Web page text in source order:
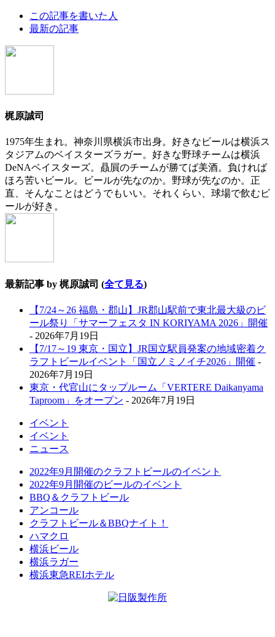
following
tabs
change
この記事を書いた人
最新の記事
梶原誠司
1975年生まれ。神奈川県横浜市出身。好きなビールは横浜ス
タジアムのベイスターズラガー。好きな野球チームは横浜
DeNAベイスターズ。贔屓のチームが勝てば美酒。負ければ
ほろ苦いビール。ビールが先なのか。野球が先なのか。正
直、そんなことはどうでもいい。それくらい、球場で飲むビ
ールが好き。
最新記事 by 梶原誠司 (全て見る)
【7/24～26 福島・郡山】JR郡山駅前で東北最大級のビ
ール祭り「サマーフェスタ IN KORIYAMA 2026」開催
- 2026年7月19日
【7/17～19 東京・国立】JR国立駅員発案の地域密着ク
ラフトビールイベント「国立ノミノイチ2026」開催 -
2026年7月19日
東京・代官山にタップルーム「VERTERE Daikanyama
Taproom」をオープン - 2026年7月19日
イベント
イベント
ニュース
2022年9月開催のクラフトビールのイベント
2022年9月開催のビールのイベント
BBQ＆クラフトビール
アンコール
クラフトビール＆BBQナイト！
ハマクロ
横浜ビール
横浜ラガー
横浜東急REIホテル